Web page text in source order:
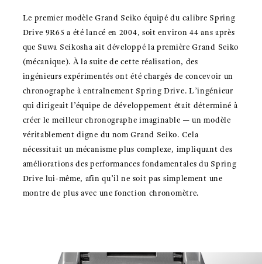
Le premier modèle Grand Seiko équipé du calibre Spring
Drive 9R65 a été lancé en 2004, soit environ 44 ans après
que Suwa Seikosha ait développé la première Grand Seiko
(mécanique). À la suite de cette réalisation, des
ingénieurs expérimentés ont été chargés de concevoir un
chronographe à entraînement Spring Drive. L’ingénieur
qui dirigeait l’équipe de développement était déterminé à
créer le meilleur chronographe imaginable — un modèle
véritablement digne du nom Grand Seiko. Cela
nécessitait un mécanisme plus complexe, impliquant des
améliorations des performances fondamentales du Spring
Drive lui-même, afin qu’il ne soit pas simplement une
montre de plus avec une fonction chronomètre.